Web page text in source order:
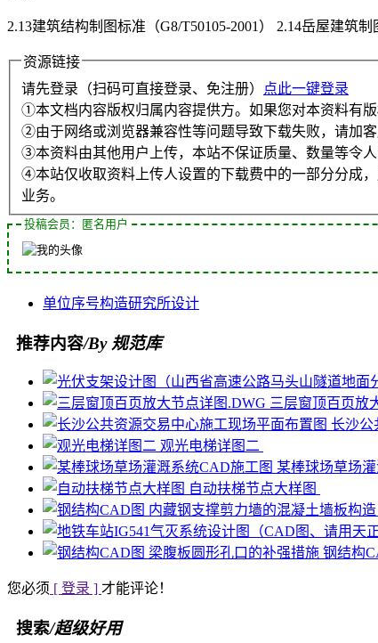
2.13建筑结构制图标准（G8/T50105-2001） 2.14岳屋建筑
资源链接
请先登录（扫码可直接登录、免注册）
点此一键登录
①本文档内容版权归属内容提供方。如果您对本资料有
②由于网络或浏览器兼容性等问题导致下载失败，请加
③本资料由其他用户上传，本站不保证质量、数量等令
④本站仅收取资料上传人设置的下载费中的一部分分成
业务。
投稿会员：匿名用户
单位序号构造研究所设计
推荐内容/By 规范库
三层窗顶百页放
长沙公
观光电梯详图二
某棒球场草场
自动扶梯节点大样图
钢结构
您必须 [ 登录 ] 才能评论！
搜索/超级好用